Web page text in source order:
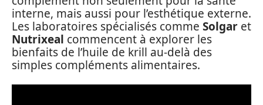
interne, mais aussi pour l’esthétique externe.
Les laboratoires spécialisés comme Solgar et
Nutrixeal commencent à explorer les
bienfaits de l’huile de krill au-delà des
simples compléments alimentaires.